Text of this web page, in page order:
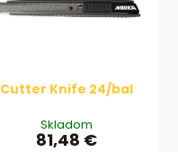
Cutter Knife 24/bal
Skladom
81,48 €